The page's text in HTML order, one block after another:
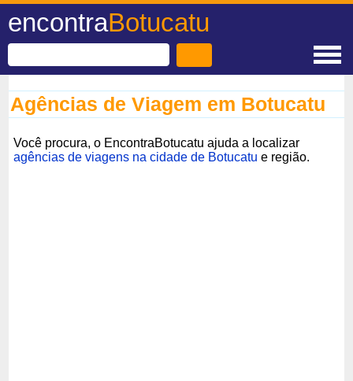
encontraBotucatu
Agências de Viagem em Botucatu
Você procura, o EncontraBotucatu ajuda a localizar
agências de viagens na cidade de Botucatu e região.